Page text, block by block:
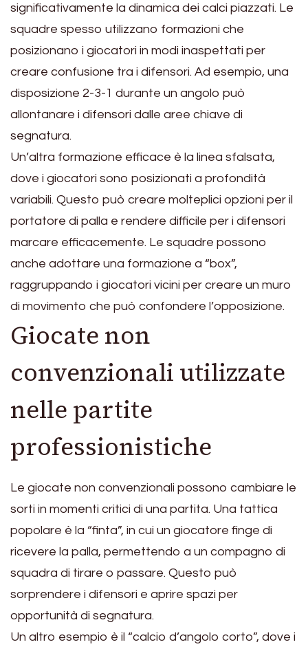
significativamente la dinamica dei calci piazzati. Le
squadre spesso utilizzano formazioni che
posizionano i giocatori in modi inaspettati per
creare confusione tra i difensori. Ad esempio, una
disposizione 2-3-1 durante un angolo può
allontanare i difensori dalle aree chiave di
segnatura.
Un’altra formazione efficace è la linea sfalsata,
dove i giocatori sono posizionati a profondità
variabili. Questo può creare molteplici opzioni per il
portatore di palla e rendere difficile per i difensori
marcare efficacemente. Le squadre possono
anche adottare una formazione a “box”,
raggruppando i giocatori vicini per creare un muro
di movimento che può confondere l’opposizione.
Giocate non
convenzionali utilizzate
nelle partite
professionistiche
Le giocate non convenzionali possono cambiare le
sorti in momenti critici di una partita. Una tattica
popolare è la “finta”, in cui un giocatore finge di
ricevere la palla, permettendo a un compagno di
squadra di tirare o passare. Questo può
sorprendere i difensori e aprire spazi per
opportunità di segnatura.
Un altro esempio è il “calcio d’angolo corto”, dove i